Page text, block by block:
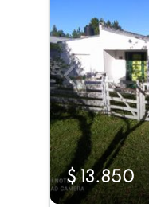
$ 13.850